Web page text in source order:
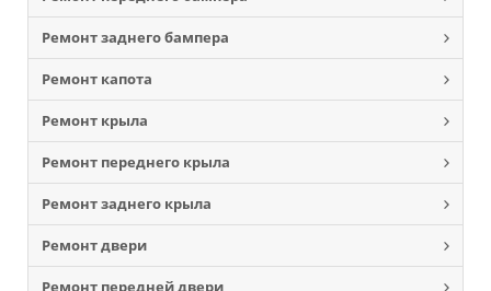
Ремонт заднего бампера
Ремонт капота
Ремонт крыла
Ремонт переднего крыла
Ремонт заднего крыла
Ремонт двери
Ремонт передней двери